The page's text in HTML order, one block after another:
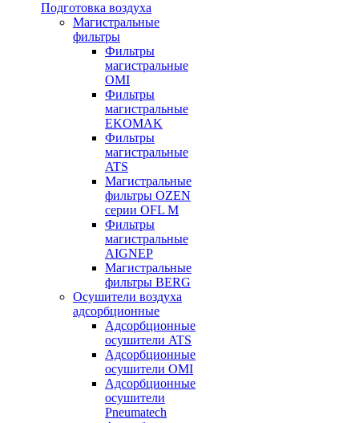
Подготовка воздуха
Магистральные
фильтры
Фильтры
магистральные
OMI
Фильтры
магистральные
EKOMAK
Фильтры
магистральные
ATS
Магистральные
фильтры OZEN
серии OFL M
Фильтры
магистральные
AIGNEP
Магистральные
фильтры BERG
Осушители воздуха
адсорбционные
Адсорбционные
осушители ATS
Адсорбционные
осушители OMI
Адсорбционные
осушители
Pneumatech